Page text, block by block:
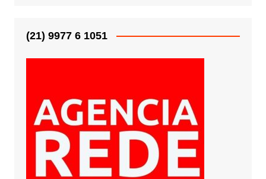
(21) 9977 6 1051